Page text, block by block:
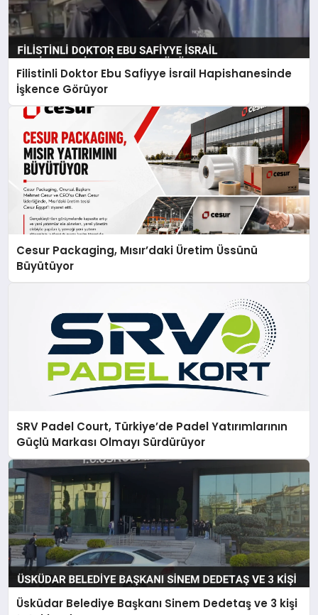
Filistinli Doktor Ebu Safiyye İsrail Hapishanesinde
İşkence Görüyor
Cesur Packaging, Mısır’daki Üretim Üssünü
Büyütüyor
SRV Padel Court, Türkiye’de Padel Yatırımlarının
Güçlü Markası Olmayı Sürdürüyor
Üsküdar Belediye Başkanı Sinem Dedetaş ve 3 kişi